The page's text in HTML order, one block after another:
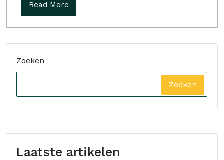
Read More
Zoeken
Zoeken
Laatste artikelen